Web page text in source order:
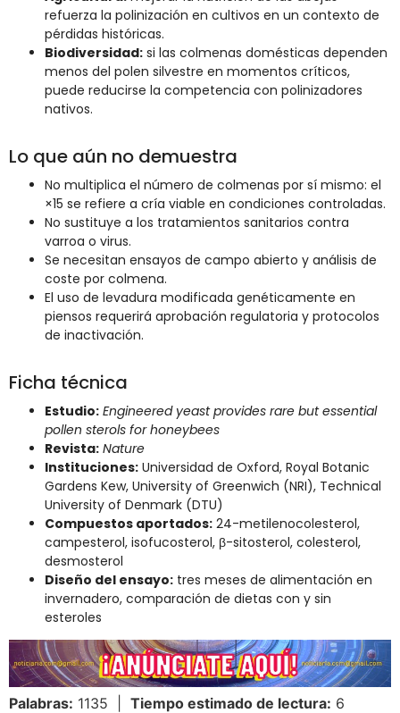
refuerza la polinización en cultivos en un contexto de
pérdidas históricas.
Biodiversidad: si las colmenas domésticas dependen
menos del polen silvestre en momentos críticos,
puede reducirse la competencia con polinizadores
nativos.
Lo que aún no demuestra
No multiplica el número de colmenas por sí mismo: el
×15 se refiere a cría viable en condiciones controladas.
No sustituye a los tratamientos sanitarios contra
varroa o virus.
Se necesitan ensayos de campo abierto y análisis de
coste por colmena.
El uso de levadura modificada genéticamente en
piensos requerirá aprobación regulatoria y protocolos
de inactivación.
Ficha técnica
Estudio: Engineered yeast provides rare but essential
pollen sterols for honeybees
Revista: Nature
Instituciones: Universidad de Oxford, Royal Botanic
Gardens Kew, University of Greenwich (NRI), Technical
University of Denmark (DTU)
Compuestos aportados: 24-metilenocolesterol,
campesterol, isofucosterol, β-sitosterol, colesterol,
desmosterol
Diseño del ensayo: tres meses de alimentación en
invernadero, comparación de dietas con y sin
esteroles
Palabras: 1135 | Tiempo estimado de lectura: 6